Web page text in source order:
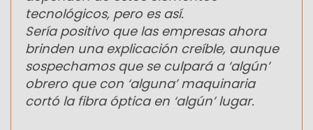
tecnológicos, pero es así.
Sería positivo que las empresas ahora
brinden una explicación creíble, aunque
sospechamos que se culpará a ‘algún’
obrero que con ‘alguna’ maquinaria
cortó la fibra óptica en ‘algún’ lugar.